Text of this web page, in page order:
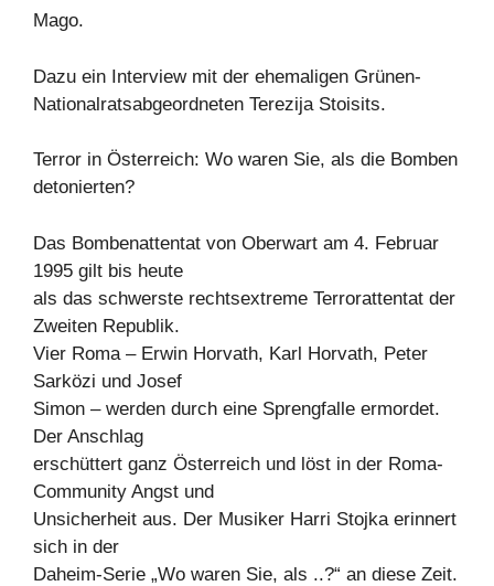
Mago.
Dazu ein Interview mit der ehemaligen Grünen-
Nationalratsabgeordneten Terezija Stoisits.
Terror in Österreich: Wo waren Sie, als die Bomben
detonierten?
Das Bombenattentat von Oberwart am 4. Februar
1995 gilt bis heute
als das schwerste rechtsextreme Terrorattentat der
Zweiten Republik.
Vier Roma – Erwin Horvath, Karl Horvath, Peter
Sarközi und Josef
Simon – werden durch eine Sprengfalle ermordet.
Der Anschlag
erschüttert ganz Österreich und löst in der Roma-
Community Angst und
Unsicherheit aus. Der Musiker Harri Stojka erinnert
sich in der
Daheim-Serie „Wo waren Sie, als ..?“ an diese Zeit.